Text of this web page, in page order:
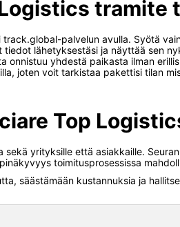
tramite
palvelun avulla. Syötä
lähetyksestäsi ja näyttää sen
onnistuu yhdestä paikasta ilman
joten voit tarkistaa pakettisi tilan
Top
yrityksille että asiakkaille.
toimitusprosessissa
säästämään kustannuksia ja